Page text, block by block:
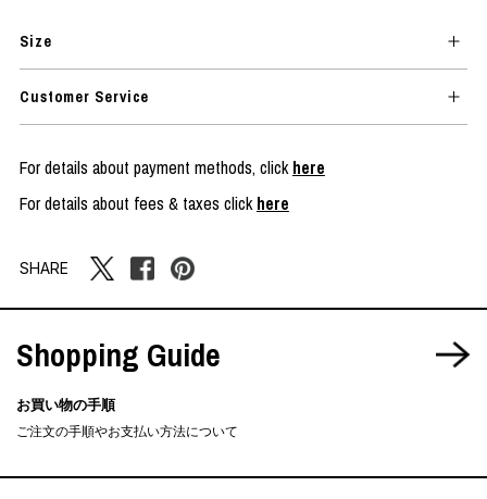
Size
Customer Service
For details about payment methods, clickhere
For details about fees & taxes clickhere
SHARE
Shopping Guide
お買い物の手順
ご注文の手順やお支払い方法について